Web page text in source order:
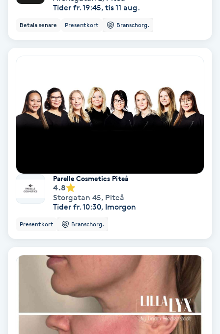
Ansiktsbehandling djuprengörande
Bambumassage
Bottenfärg
Brynformning
Brynplockning
Tider fr. 19:45, tis 11 aug.
Betala senare Presentkort Branschorg.
Parelle Cosmetics Piteå
4.8
Storgatan 45, Piteå
Tider fr. 10:30, Imorgon
Presentkort Branschorg.